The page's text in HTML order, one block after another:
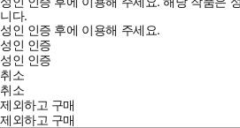
니다.
성인 인증 후에 이용해 주세요.
성인 인증
성인 인증
취소
취소
제외하고 구매
제외하고 구매